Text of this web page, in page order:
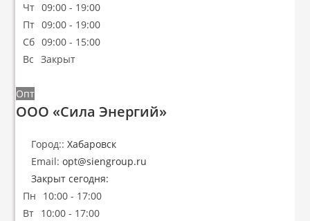
Чт 09:00 - 19:00
Пт 09:00 - 19:00
Сб 09:00 - 15:00
Вс
Закрыт
Опт
ООО «Сила Энергий»
Город:: Хабаровск
Email: opt@siengroup.ru
Закрыт сегодня:
Пн
10:00 - 17:00
Вт 10:00 - 17:00